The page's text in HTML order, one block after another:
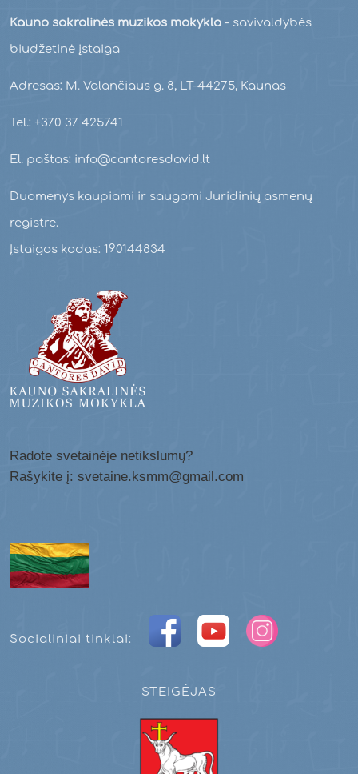
Kauno sakralinės muzikos mokykla - savivaldybės
biudžetinė įstaiga
Adresas: M. Valančiaus g. 8, LT-44275, Kaunas
Tel.: +370 37 425741
El. paštas: info@cantoresdavid.lt
Duomenys kaupiami ir saugomi Juridinių asmenų
registre.
Įstaigos kodas: 190144834
Radote svetainėje netikslumų?
Rašykite į: svetaine.ksmm@gmail.com
Socialiniai tinklai:
STEIGĖJAS